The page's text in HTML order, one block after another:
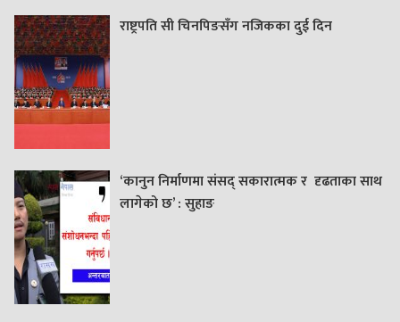
राष्ट्रपति सी चिनपिङसँग नजिकका दुई दिन
‘कानुन निर्माणमा संसद् सकारात्मक र दृढताका साथ
लागेको छ’ : सुहाङ